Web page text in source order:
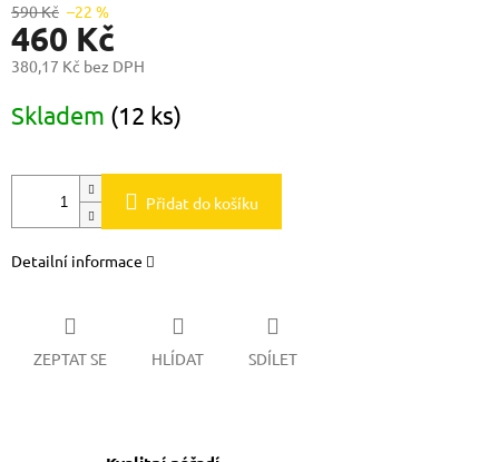
590 Kč –22 %
460 Kč
380,17 Kč bez DPH
cena:
Skladem (12 ks)
Přidat do košíku
Detailní informace
ZEPTAT SE HLÍDAT SDÍLET